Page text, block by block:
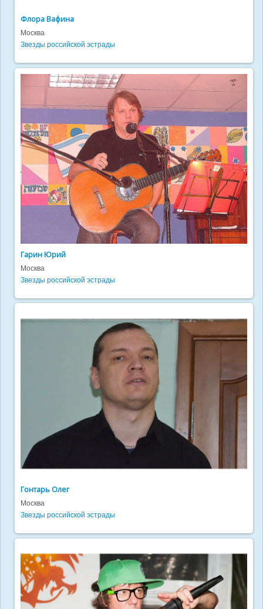
Флора Вафина
Москва
Звезды российской эстрады
Гарин Юрий
Москва
Звезды российской эстрады
Гонтарь Олег
Москва
Звезды российской эстрады